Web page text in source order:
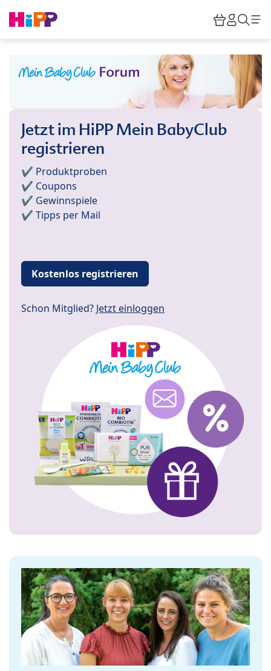
HiPP
Jetzt im HiPP Mein BabyClub
registrieren
✔️ Produktproben
✔️ Coupons
✔️ Gewinnspiele
✔️ Tipps per Mail
Kostenlos registrieren
Schon Mitglied? Jetzt einloggen